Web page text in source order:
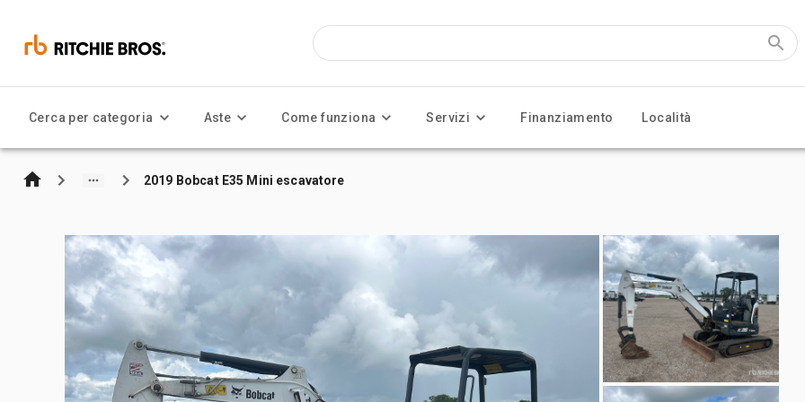
Cerca per categoria Aste Come funziona Servizi Finanziamento Località
2019 Bobcat E35 Mini escavatore